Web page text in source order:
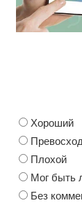
Хороший
Плохой
Мог быть
Без